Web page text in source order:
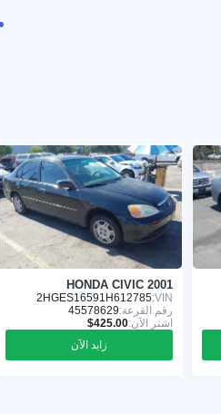
HONDA CIVIC 2001
VIN:
2HGES16591H612785
رقم القرعة:45578629
اشترِ الآن:
زايد الآن